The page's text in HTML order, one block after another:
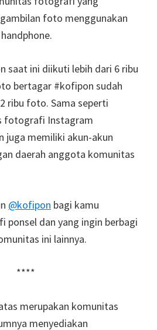
foto menggunakan
saat ini diikuti lebih dari 6 ribu
bertagar #kofipon sudah
ribu foto. Sama seperti
fotografi Instagram
juga memiliki akun-akun
daerah anggota komunitas
@kofipon bagi kamu
ponsel dan yang ingin berbagi
ini lainnya.
****
merupakan komunitas
menyediakan